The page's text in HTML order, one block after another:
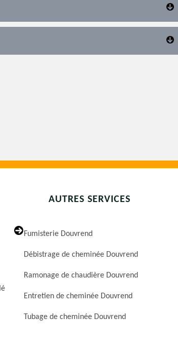
AUTRES SERVICES
Fumisterie Douvrend
Débistrage de cheminée Douvrend
Ramonage de chaudière Douvrend
Entretien de cheminée Douvrend
Tubage de cheminée Douvrend